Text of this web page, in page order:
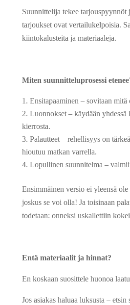
Suunnittelija tekee tarjouspyynnöt
tarjoukset ovat vertailukelpoisia.
kiintokalusteita ja materiaaleja.
Miten suunnitteluprosessi
Ensitapaaminen – sovitaan mitä
Luonnokset – käydään yhdessä
kierrosta.
Palautteet – rehellisyys on
hioutuu matkan varrella.
Lopullinen suunnitelma –
Ensimmäinen versio ei yleensä
joskus se voi olla! Ja toisinaan
todetaan: onneksi uskallettiin
Entä materiaalit ja hinnat?
En koskaan suosittele huonoa
Jos asiakas haluaa luksusta – etsin